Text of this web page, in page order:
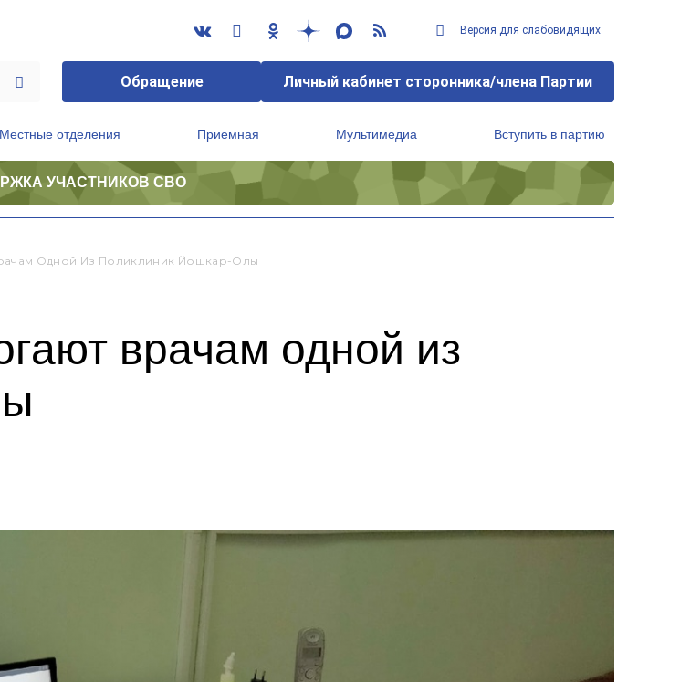
Версия для слабовидящих
Обращение Личный кабинет сторонника/члена Партии
Местные отделения Приемная Мультимедиа Вступить в партию
УЧАСТНИКОВ СВО
Одной Из Поликлиник Йошкар-Олы
врачам одной из